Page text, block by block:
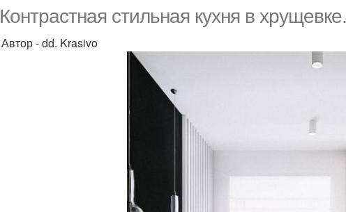
Контрастная стильная кухня в хрущевке.
Автор - dd. Krasivo